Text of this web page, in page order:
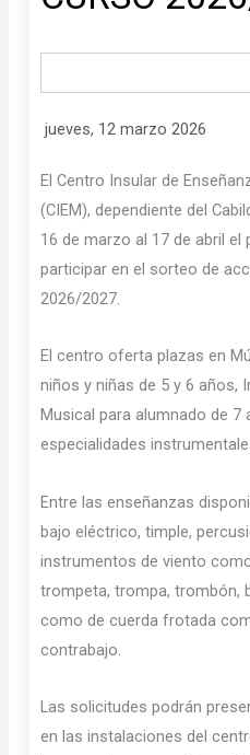
jueves, 12 marzo 2026
El Centro Insular de
(CIEM), dependiente del
16 de marzo al 17 de abril
participar en el sorteo de
2026/2027.
El centro oferta plazas en
niños y niñas de 5 y 6 años,
Musical para alumnado de 7
especialidades
Entre las enseñanzas
bajo eléctrico, timple,
instrumentos de viento
trompeta, trompa, trombón,
como de cuerda frotada
contrabajo.
Las solicitudes podrán
en las instalaciones del